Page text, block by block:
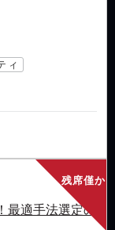
ィ
残席僅か
適手法選定の